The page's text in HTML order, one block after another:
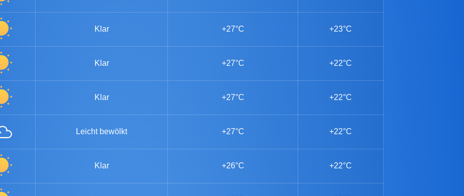
Klar +27°C +23°C
Klar +27°C +22°C
Klar +27°C +22°C
Leicht bewölkt +27°C +22°C
Klar +26°C +22°C